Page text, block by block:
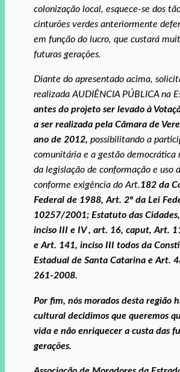
colonização local, esquece-se dos
cinturões verdes anteriormente
em função do lucro, que custará
futuras gerações.
Diante do apresentado acima,
realizada AUDIÊNCIA PÚBLICA na
antes do projeto ser levado à
a ser realizada pela Câmara de
ano de 2012, possibilitando a
comunitária e a gestão democrática
da legislação de conformação e uso
conforme exigência do Art.182 da
Federal de 1988, Art. 2º da Lei
10257/2001; Estatuto das
inciso III e IV , art. 16, caput, Art.
e Art. 141, inciso III todos da
Estadual de Santa Catarina e Art.
261-2008.
Por fim, nós morados desta região
cultural decidimos que queremos
vida e não enriquecer a custa das
gerações.